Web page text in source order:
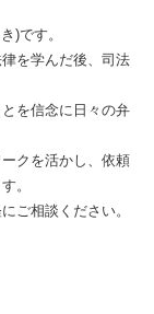
)です。
を学んだ後、司法
を信念に日々の弁
クを活かし、依頼
。
ご相談ください。